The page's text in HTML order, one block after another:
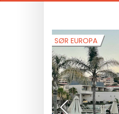
SØR EUROPA